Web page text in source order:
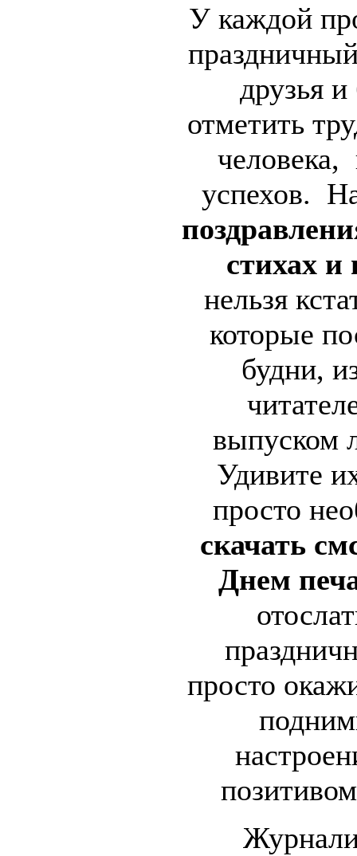
У каждой
друзья
отметить
успехов.
стихах и
нельзя
которые
будни,
выпуском
Удивите
просто
скачать
Днем
просто